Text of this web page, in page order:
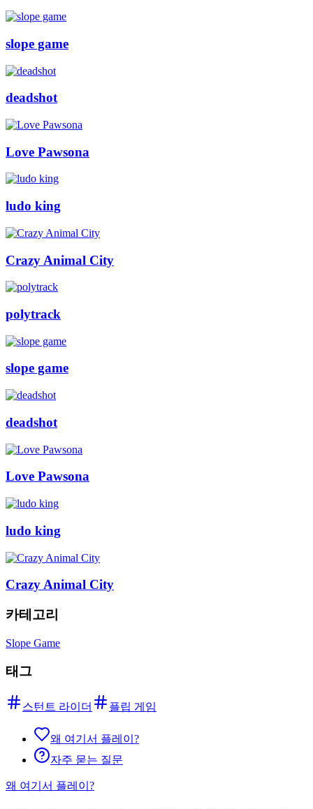
slope game
deadshot
Love Pawsona
ludo king
Crazy Animal City
polytrack
slope game
deadshot
Love Pawsona
ludo king
Crazy Animal City
카테고리
Slope Game
태그
스턴트 라이더 플립 게임
왜 여기서 플레이?
자주 묻는 질문
왜 여기서 플레이?